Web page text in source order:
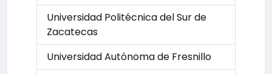
Universidad Politécnica del Sur de
Zacatecas
Universidad Autónoma de Fresnillo